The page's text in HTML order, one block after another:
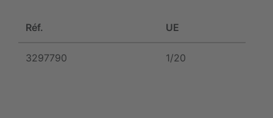
Réf. UE
3297790 1/20